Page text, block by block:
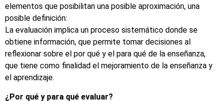
elementos que posibilitan una posible aproximación, una
posible definición:
La evaluación implica un proceso sistemático donde se
obtiene información, que permite tomar decisiones al
reflexionar sobre el por qué y el para qué de la enseñanza,
que tiene como finalidad el mejoramiento de la enseñanza y
el aprendizaje.
¿Por qué y para qué evaluar?